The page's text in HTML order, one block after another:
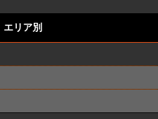
エリア別